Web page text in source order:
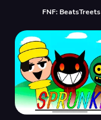
FNF: BeatsTreets